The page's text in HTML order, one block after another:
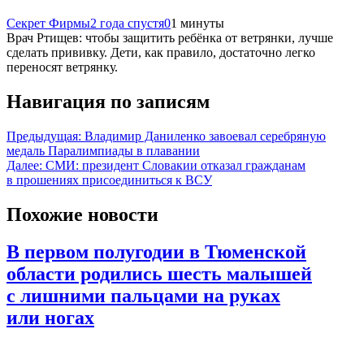
Секрет Фирмы2 года спустя01 минуты
Врач Ртищев: чтобы защитить ребёнка от ветрянки, лучше
сделать прививку. Дети, как правило, достаточно легко
переносят ветрянку.
Навигация по записям
Предыдущая: Владимир Даниленко завоевал серебряную
медаль Паралимпиады в плавании
Далее: СМИ: президент Словакии отказал гражданам
в прошениях присоединиться к ВСУ
Похожие новости
В первом полугодии в Тюменской
области родились шесть малышей
с лишними пальцами на руках
или ногах